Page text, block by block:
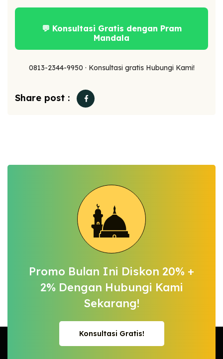
💬 Konsultasi Gratis dengan Pram
Mandala
0813-2344-9950 · Konsultasi gratis Hubungi Kami!
Share post :
Promo Bulan Ini Diskon 20% +
2% Dengan Hubungi Kami
Sekarang!
Konsultasi Gratis!
Konsultasi Gratis!